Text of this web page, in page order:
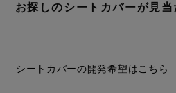
お探しのシートカバーが見当
シートカバーの開発希望はこちら